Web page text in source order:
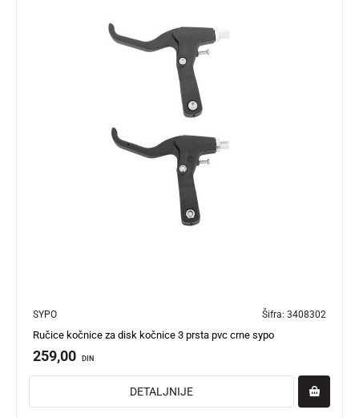
SYPO Šifra: 3408302
Ručice kočnice za disk kočnice 3 prsta pvc crne sypo
259,00 DIN
DETALJNIJE